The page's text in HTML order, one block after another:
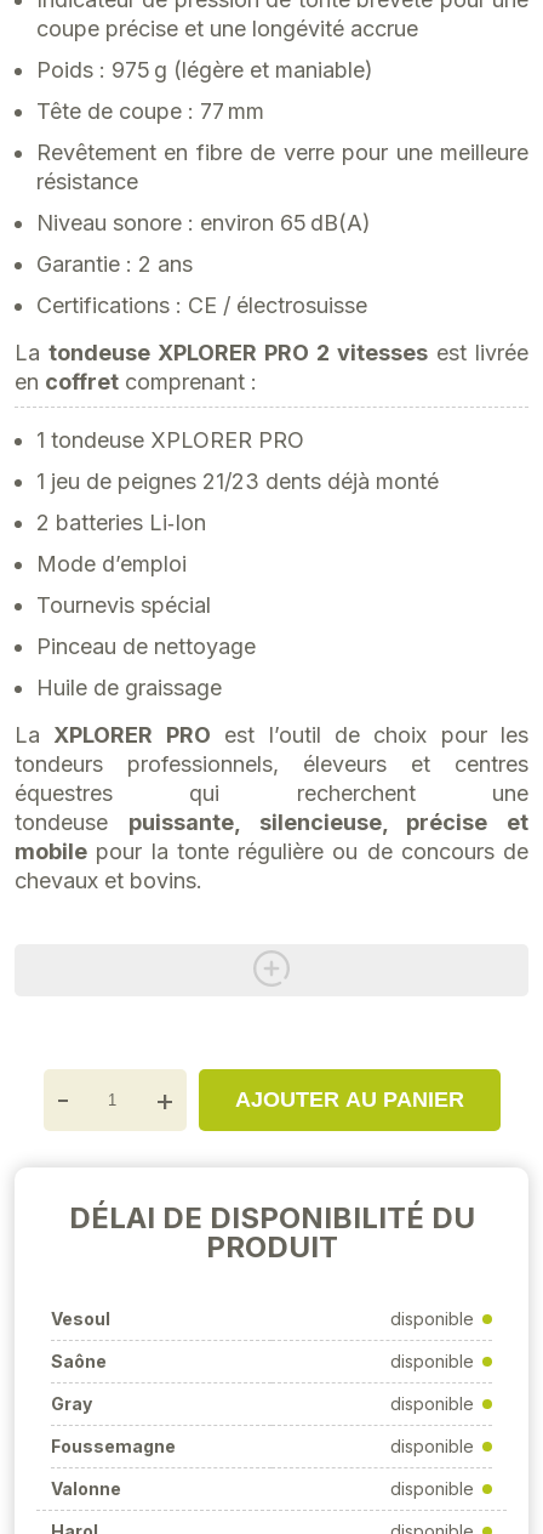
coupe précise et une longévité accrue
Poids : 975 g (légère et maniable)
Tête de coupe : 77 mm
Revêtement en fibre de verre pour une meilleure
résistance
Niveau sonore : environ 65 dB(A)
Garantie : 2 ans
Certifications : CE / électrosuisse
La tondeuse XPLORER PRO 2 vitesses est livrée
en coffret comprenant :
1 tondeuse XPLORER PRO
1 jeu de peignes 21/23 dents déjà monté
2 batteries Li‑Ion
Mode d’emploi
Tournevis spécial
Pinceau de nettoyage
Huile de graissage
La XPLORER PRO est l’outil de choix pour les
tondeurs professionnels, éleveurs et centres
équestres qui recherchent une
tondeuse puissante, silencieuse, précise et
mobile pour la tonte régulière ou de concours de
chevaux et bovins.
- + AJOUTER AU PANIER
DÉLAI DE DISPONIBILITÉ DU
PRODUIT
Vesoul disponible
Saône disponible
Gray disponible
Foussemagne disponible
Valonne disponible